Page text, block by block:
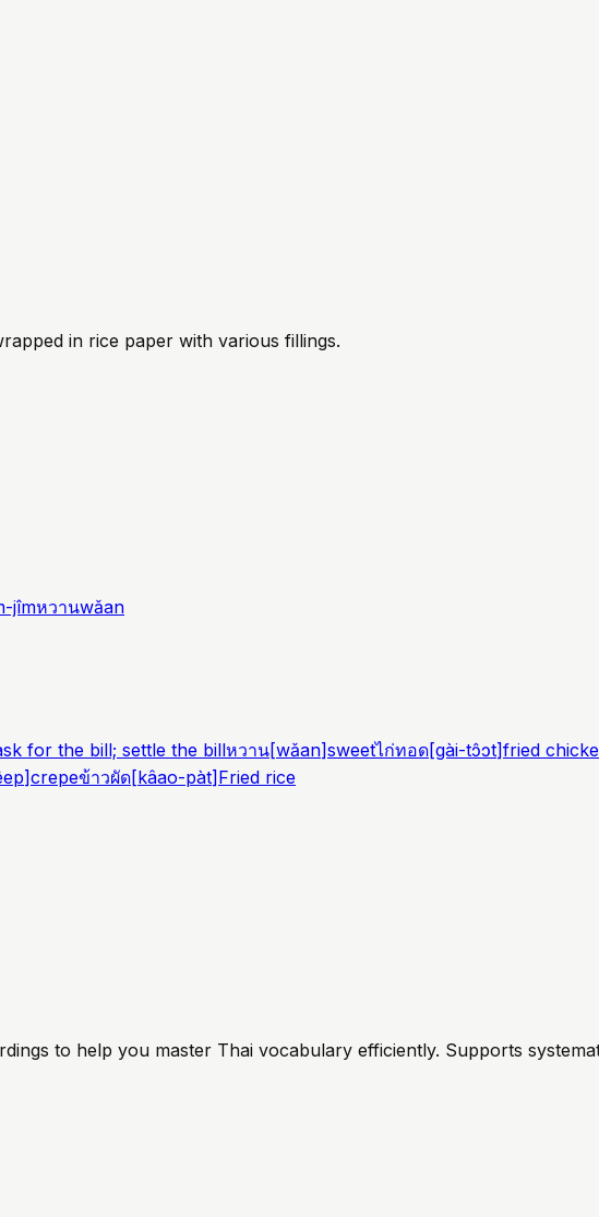
in rice paper with various fillings.
jîmหวานwǎan
for the bill; settle the billหวาน[wǎan]sweetไก่ทอด[gài-tɔ̂ɔt]fried
]crepeข้าวผัด[kâao-pàt] Fried rice
to help you master Thai vocabulary efficiently. Supports